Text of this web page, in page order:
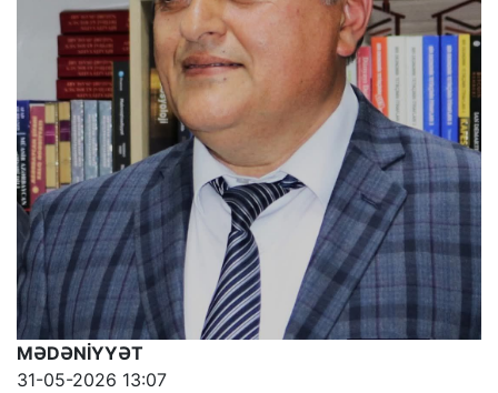
MƏDƏNİYYƏT
31-05-2026 13:07